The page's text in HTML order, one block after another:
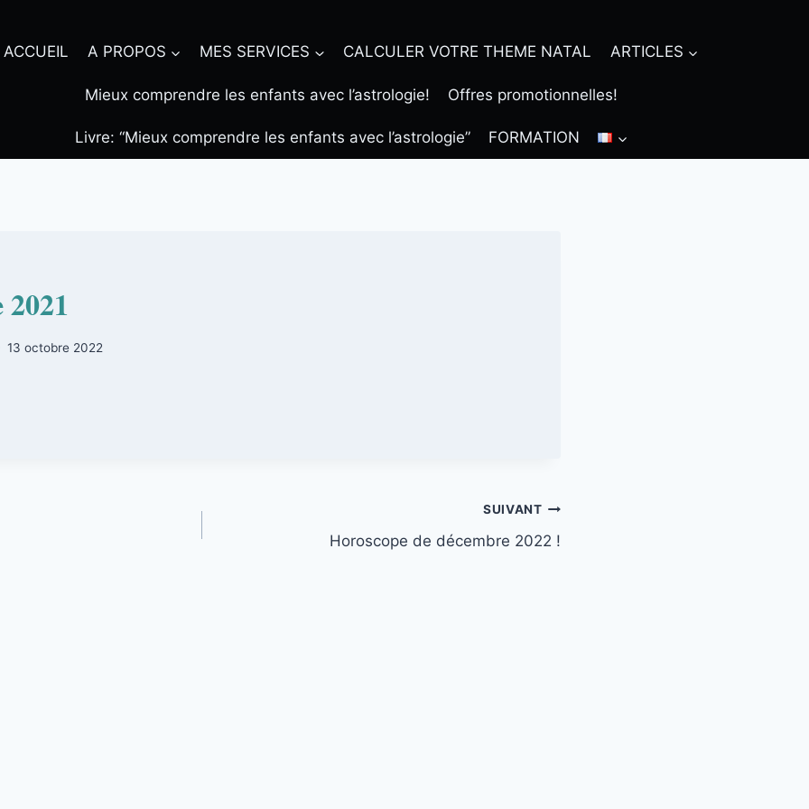
ACCUEIL A PROPOS MES SERVICES CALCULER VOTRE THEME NATAL ARTICLES
Mieux comprendre les enfants avec l’astrologie! Offres promotionnelles!
Livre: “Mieux comprendre les enfants avec l’astrologie” FORMATION
13 octobre 2022
SUIVANT
Horoscope de décembre 2022 !